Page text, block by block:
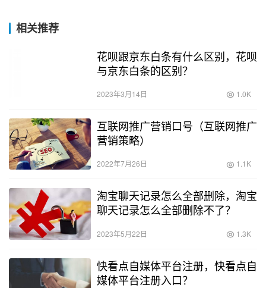
相关推荐
花呗跟京东白条有什么区别，花呗
与京东白条的区别？
2023年3月14日 1.0K
互联网推广营销口号（互联网推广
营销策略）
2022年7月26日 1.1K
淘宝聊天记录怎么全部删除，淘宝
聊天记录怎么全部删除不了？
2023年5月22日 1.3K
快看点自媒体平台注册，快看点自
媒体平台注册入口？